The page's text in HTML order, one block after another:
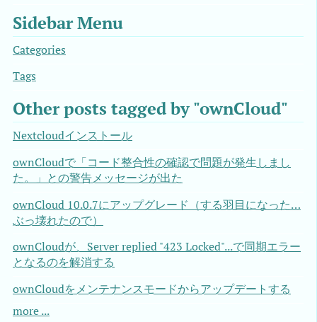
Sidebar Menu
Categories
Tags
Other posts tagged by "ownCloud"
Nextcloudインストール
ownCloudで「コード整合性の確認で問題が発生しまし
た。」との警告メッセージが出た
ownCloud 10.0.7にアップグレード（する羽目になった…
ぶっ壊れたので）
ownCloudが、Server replied "423 Locked"...で同期エラー
となるのを解消する
ownCloudをメンテナンスモードからアップデートする
more ...